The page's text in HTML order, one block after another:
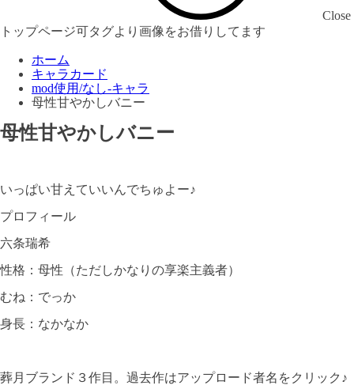
Close
トップページ可タグより画像をお借りしてます
ホーム
キャラカード
mod使用/なし-キャラ
母性甘やかしバニー
母性甘やかしバニー
いっぱい甘えていいんでちゅよー♪
プロフィール
六条瑞希
性格：母性（ただしかなりの享楽主義者）
むね：でっか
身長：なかなか
葬月ブランド３作目。過去作はアップロード者名をクリック♪